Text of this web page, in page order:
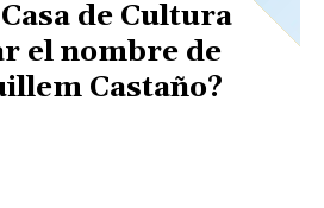
de Cultura
el nombre de
Castaño?